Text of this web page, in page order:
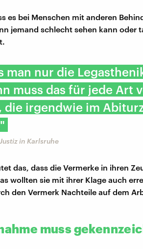
es bei Menschen mit anderen
jemand schlecht sehen kann oder
man nur die
muss das für jede Art
die irgendwie im
in Karlsruhe
das, dass die Vermerke in ihren
wollten sie mit ihrer Klage auch
den Vermerk Nachteile auf dem
muss